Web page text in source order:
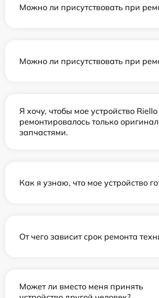
Можно ли присутствовать при
Можно ли присутствовать при
Я хочу, чтобы мое устройство Riello
ремонтировалось только
запчастями.
Как я узнаю, что мое устройство
От чего зависит срок ремонта
Может ли вместо меня принять